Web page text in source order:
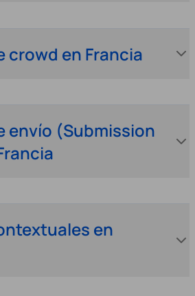
crowd en Francia
envío (Submission
en